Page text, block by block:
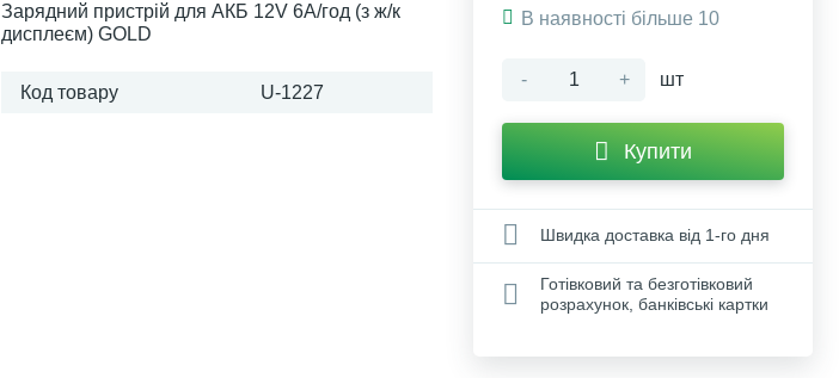
Зарядний пристрій для АКБ 12V 6А/год (з ж/к
дисплеєм) GOLD
Код товару U-1227
В наявності більше 10
- + шт
Купити
Швидка доставка від 1-го дня
Готівковий та безготівковий
розрахунок, банківські картки